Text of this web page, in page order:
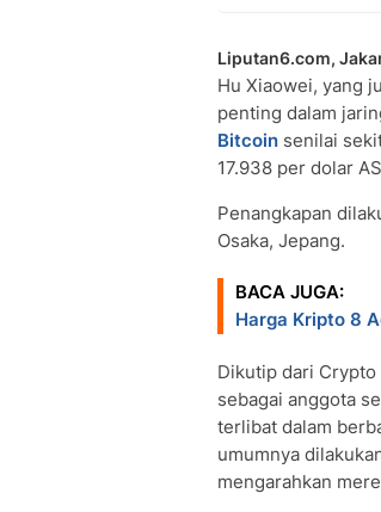
Liputan6.com,
Hu Xiaowei, yang
penting dalam
Bitcoin senilai
17.938 per dolar
Penangkapan
Osaka, Jepang.
BACA JUGA:
Harga Kripto 8
Dikutip dari
sebagai anggota
terlibat dalam
umumnya
mengarahkan